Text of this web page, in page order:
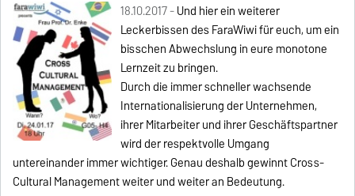
18.10.2017 -Und hier ein weiterer
Leckerbissen des FaraWiwi für euch, um ein
bisschen Abwechslung in eure monotone
Lernzeit zu bringen.
Durch die immer schneller wachsende
Internationalisierung der Unternehmen,
ihrer Mitarbeiter und ihrer Geschäftspartner
wird der respektvolle Umgang
untereinander immer wichtiger. Genau deshalb gewinnt Cross-
Cultural Management weiter und weiter an Bedeutung.